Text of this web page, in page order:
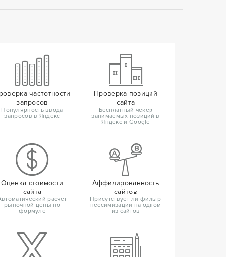
частотности
запросов
Популярность ввода
запросов в Яндекс
Проверка позиций
сайта
Бесплатный чекер
занимаемых позиций в
Яндекс и Google
Оценка стоимости
сайта
расчет
рыночной цены по
формуле
Аффилированность
сайтов
Присутствует ли фильтр
пессимизации на одном
из сайтов